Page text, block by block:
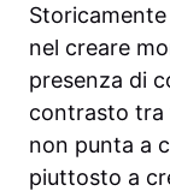
nel creare
presenza di
contrasto tra
non punta a
piuttosto a